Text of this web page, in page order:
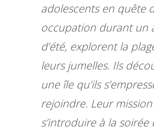
adolescents en quête
occupation durant un
d’été, explorent la
leurs jumelles. Ils
une île qu’ils
rejoindre. Leur
s’introduire à la soirée